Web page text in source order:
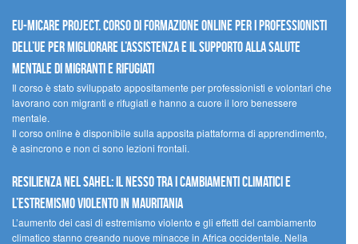
EU-MiCare Project. Corso di formazione online per i professionisti
dell’UE per migliorare l’assistenza e il supporto alla salute
mentale di migranti e rifugiati
Il corso è stato sviluppato appositamente per professionisti e volontari che
lavorano con migranti e rifugiati e hanno a cuore il loro benessere
mentale.
Il corso online è disponibile sulla apposita piattaforma di apprendimento,
è asincrono e non ci sono lezioni frontali.
Resilienza nel Sahel: il nesso tra i cambiamenti climatici e
l’estremismo violento in Mauritania
L’aumento dei casi di estremismo violento e gli effetti del cambiamento
climatico stanno creando nuove minacce in Africa occidentale. Nella